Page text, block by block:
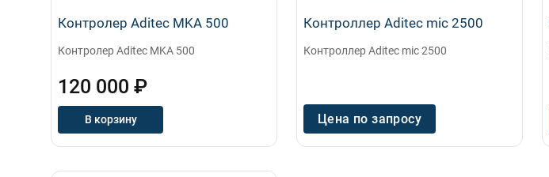
Контролер Aditec MKA 500
Контролер Aditec MKA 500
120 000 ₽
В корзину
Контроллер Aditec mic 2500
Контроллер Aditec mic 2500
Цена по запросу